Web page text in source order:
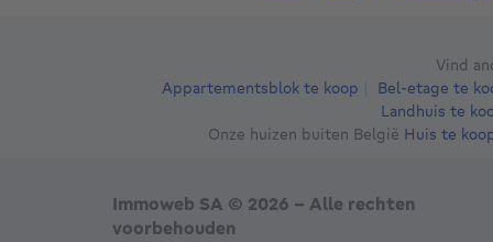
Vind
Appartementsblok te koop
Bel-etage te
Landhuis te
Onze huizen buiten België Huis te
Immoweb SA © 2026 - Alle rechten
voorbehouden